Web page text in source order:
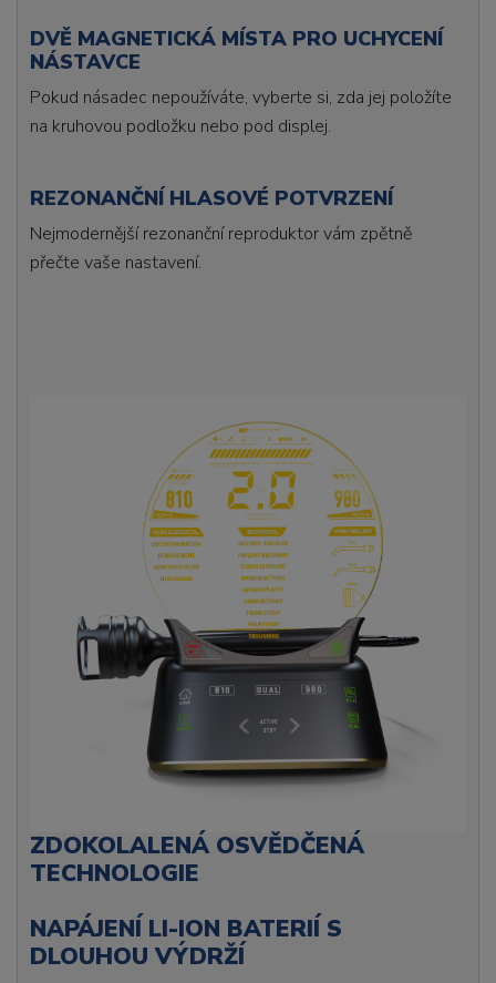
DVĚ MAGNETICKÁ MÍSTA PRO UCHYCENÍ
NÁSTAVCE
Pokud násadec nepoužíváte, vyberte si, zda jej položíte
na kruhovou podložku nebo pod displej.
REZONANČNÍ HLASOVÉ POTVRZENÍ
Nejmodernější rezonanční reproduktor vám zpětně
přečte vaše nastavení.
ZDOKOLALENÁ OSVĚDČENÁ
TECHNOLOGIE
NAPÁJENÍ LI-ION BATERIÍ S
DLOUHOU VÝDRŽÍ